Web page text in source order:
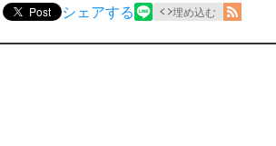
Post シェアする 埋め込む